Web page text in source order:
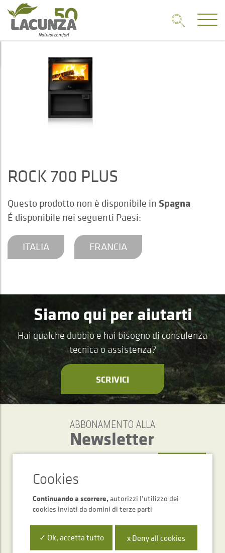
ROCK 700 PLUS
Questo prodotto non è disponibile in Spagna
É disponibile nei seguenti Paesi:
ITALIA FRANCIA
Siamo qui per aiutarti
Hai qualche dubbio e hai bisogno di consulenza
tecnica o assistenza?
SCRIVICI
ABBONAMENTO ALLA
Newsletter
Continuando a scorrere, autorizzi l’utilizzo dei
cookies inviati da domini di terze parti
✓ Ok, accetta tutto x Deny all cookies